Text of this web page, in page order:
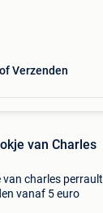
Verzenden
van Charles
charles perrault
vanaf 5 euro